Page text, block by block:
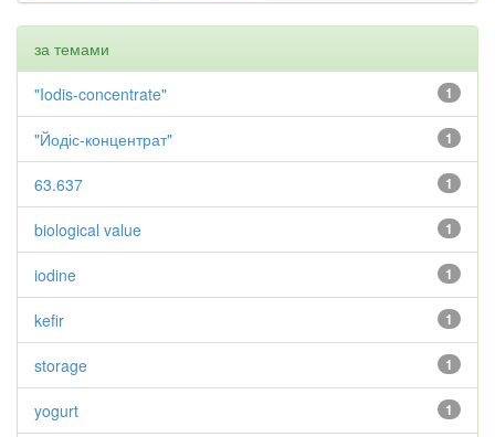
за темами
1
"Iodis-concentrate"
1
"Йодіс-концентрат"
1
63.637
1
biological value
1
iodine
1
kefir
1
storage
1
yogurt